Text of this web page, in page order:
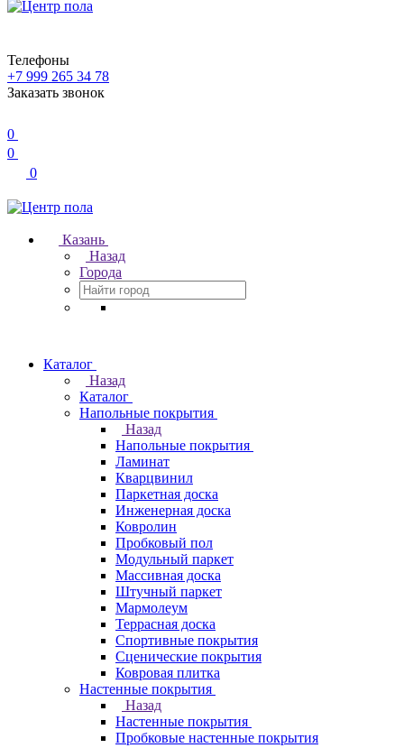
Телефоны
+7 999 265 34 78
Заказать звонок
0
0
0
Казань
Назад
Города
Каталог
Назад
Каталог
Напольные покрытия
Назад
Напольные покрытия
Ламинат
Кварцвинил
Паркетная доска
Инженерная доска
Ковролин
Пробковый пол
Модульный паркет
Массивная доска
Штучный паркет
Мармолеум
Террасная доска
Спортивные покрытия
Сценические покрытия
Ковровая плитка
Настенные покрытия
Назад
Настенные покрытия
Пробковые настенные покрытия